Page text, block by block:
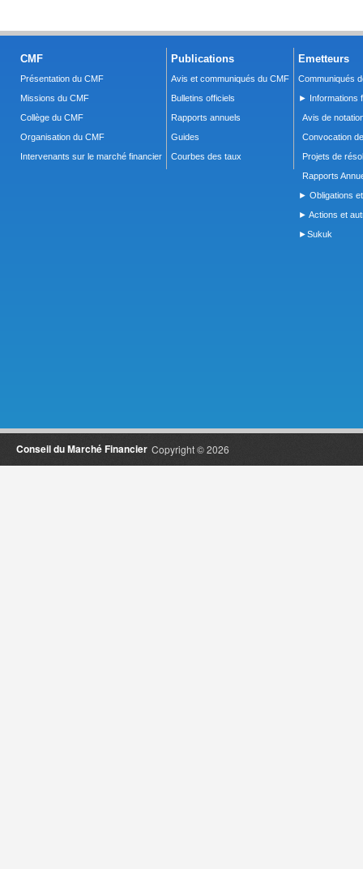
CMF
Présentation du CMF
Missions du CMF
Collège du CMF
Organisation du CMF
Intervenants sur le marché financier
Publications
Avis et communiqués du CMF
Bulletins officiels
Rapports annuels
Guides
Courbes des taux
Emetteurs
Communiqués
► Informations
Avis de
Convocation
Projets de
Rapports
► Obligations
► Actions et
►Sukuk
Copyright © 2026
Conseil du Marché Financier